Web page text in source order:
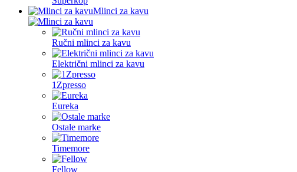
Mlinci za kavu
Ručni mlinci za kavu
Električni mlinci za kavu
1Zpresso
Eureka
Ostale marke
Timemore
Fellow